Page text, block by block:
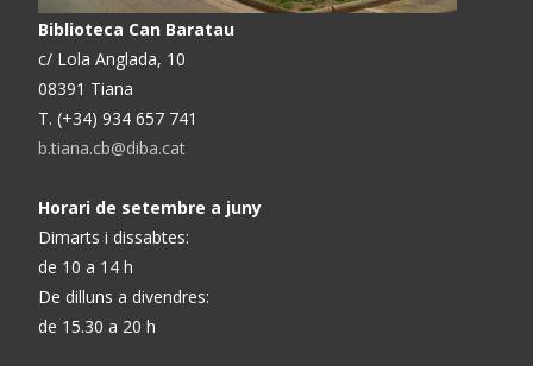
Biblioteca Can Baratau
c/ Lola Anglada, 10
08391 Tiana
T. (+34) 934 657 741
b.tiana.cb@diba.cat
Horari de setembre a juny
Dimarts i dissabtes:
de 10 a 14 h
De dilluns a divendres:
de 15.30 a 20 h